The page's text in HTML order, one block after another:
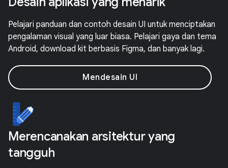
Pelajari panduan dan contoh desain UI untuk menciptakan
pengalaman visual yang luar biasa. Pelajari gaya dan tema
Android, download kit berbasis Figma, dan banyak lagi.
Mendesain UI
Merencanakan arsitektur yang
tangguh